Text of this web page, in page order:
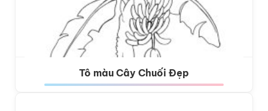
Tô màu Cây Chuối Đẹp